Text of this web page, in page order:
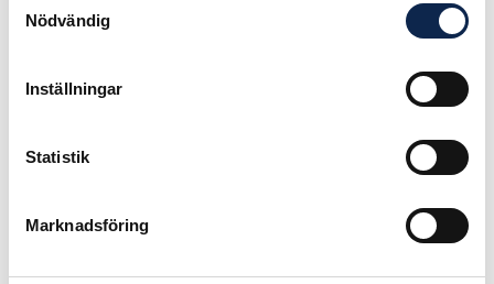
Nödvändig
Inställningar
Statistik
Marknadsföring
några få inspelningsdagar. De
att de färdigställt sin del och inte får
är en mer renodlad
innebär att det finns en öppning för